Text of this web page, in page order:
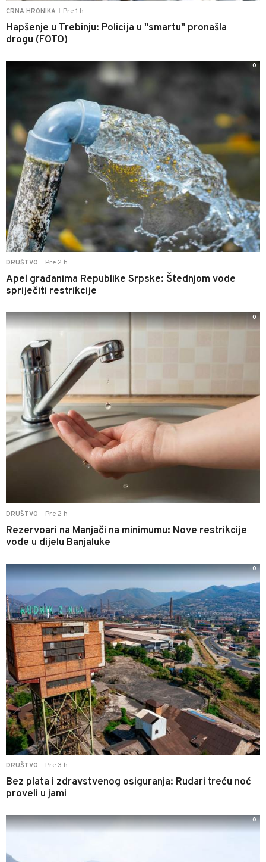
CRNA HRONIKA Pre 1 h
Hapšenje u Trebinju: Policija u "smartu" pronašla
drogu (FOTO)
DRUŠTVO Pre 2 h
Apel građanima Republike Srpske: Štednjom vode
spriječiti restrikcije
0
DRUŠTVO Pre 2 h
Rezervoari na Manjači na minimumu: Nove restrikcije
vode u dijelu Banjaluke
0
DRUŠTVO Pre 3 h
Bez plata i zdravstvenog osiguranja: Rudari treću noć
proveli u jami
0
0